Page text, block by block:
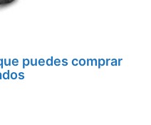
puedes comprar